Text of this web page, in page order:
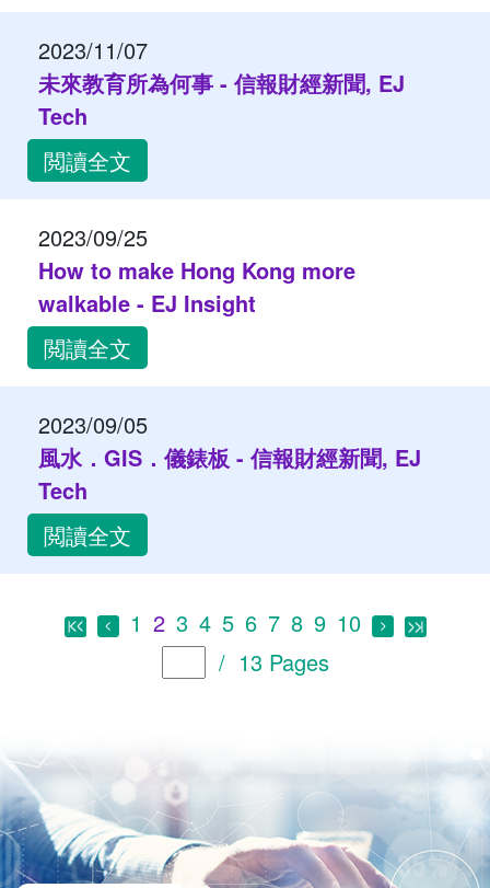
2023/11/07
未來教育所為何事 - 信報財經新聞, EJ
Tech
閲讀全文
2023/09/25
How to make Hong Kong more
walkable - EJ Insight
閲讀全文
2023/09/05
風水．GIS．儀錶板 - 信報財經新聞, EJ
Tech
閲讀全文
1 2 3 4 5 6 7 8 9 10
/ 13 Pages